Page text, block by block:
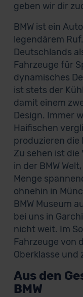
geben wir dir
BMW ist ein
legendärem
Deutschlands
Fahrzeuge für
dynamisches
ist stets der
damit einem
Design. Immer
Haifischen
produzieren die
Zu sehen ist
in der BMW
Menge
ohnehin in
BMW Museum
bei uns in
nicht weit. Im
Fahrzeuge von
Oberklasse und
Aus den
BMW